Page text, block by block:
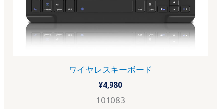
ワイヤレスキーボード
¥4,980
101083